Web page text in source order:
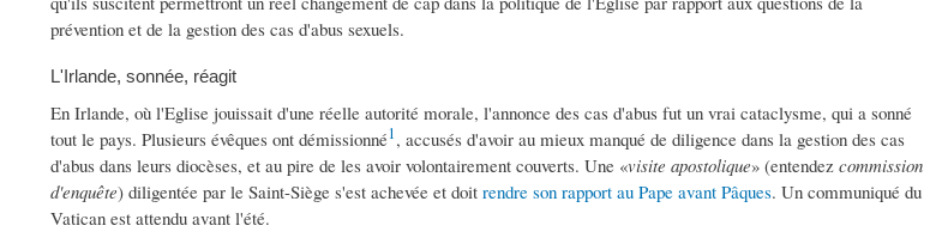
prévention et de la gestion des cas d'abus sexuels.
L'Irlande, sonnée, réagit
En Irlande, où l'Eglise jouissait d'une réelle autorité morale, l'annonce des cas d'abus fut un vrai cataclysme, qui a sonné
tout le pays. Plusieurs évêques ont démissionné1, accusés d'avoir au mieux manqué de diligence dans la gestion des cas
d'abus dans leurs diocèses, et au pire de les avoir volontairement couverts. Une «visite apostolique» (entendez commission
d'enquête) diligentée par le Saint-Siège s'est achevée et doit rendre son rapport au Pape avant Pâques. Un communiqué du
Vatican est attendu avant l'été.